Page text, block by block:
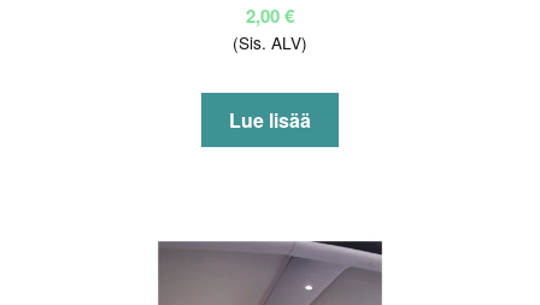
ste
1.
2,00€
(Sis. ALV)
Lue lisää